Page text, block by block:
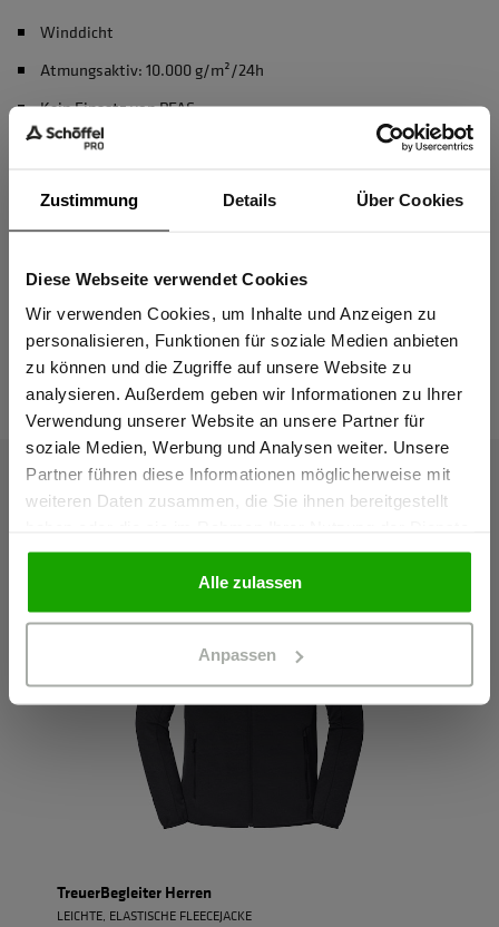
Zustimmung Details Über Cookies
Diese Webseite verwendet Cookies
Wir verwenden Cookies, um Inhalte und Anzeigen zu
personalisieren, Funktionen für soziale Medien anbieten
zu können und die Zugriffe auf unsere Website zu
analysieren. Außerdem geben wir Informationen zu Ihrer
Verwendung unserer Website an unsere Partner für
soziale Medien, Werbung und Analysen weiter. Unsere
Partner führen diese Informationen möglicherweise mit
weiteren Daten zusammen, die Sie ihnen bereitgestellt
gesammelt haben.
Alle zulassen
Anpassen
Winddicht
Atmungsaktiv: 10.000 g/m²/24h
Kein Einsatz von PFAS
Material & Pflege
Passform
Das passt dazu
TreuerBegleiter Herren
LEICHTE, ELASTISCHE FLEECEJACKE
Sind Sie
Gewerbetreibender?
Ich bestätige, dass ich Gewerbetreibender bin. Alle
Preise werden netto ausgewiesen.